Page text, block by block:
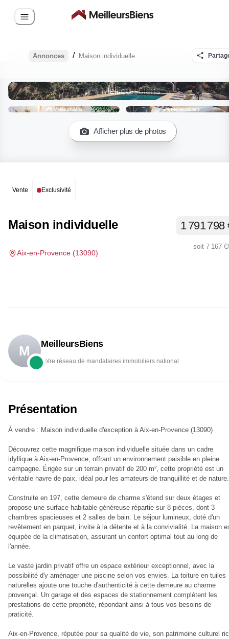
Annonces / Maison individuelle
Afficher plus de photos
Vente Exclusivité
Maison individuelle
Aix-en-Provence (13090)
1 791 798
soit 7 167 €
M MeilleursBiens
Votre réseau de mandataires immobiliers national
Présentation
À vendre : Maison individuelle d'exception à Aix-en-Provence (13090)
Découvrez cette magnifique maison individuelle située dans un cadre
idyllique à Aix-en-Provence, offrant un environnement paisible en pleine
campagne. Érigée sur un terrain privatif de 200 m², cette propriété est un
véritable havre de paix, idéal pour les amateurs de tranquillité et de nature.
Construite en 197, cette demeure de charme s'étend sur deux étages et
propose une surface habitable généreuse répartie sur 8 pièces, dont 3
chambres spacieuses et 2 salles de bain. Le séjour lumineux, doté d'un
revêtement en parquet, invite à la détente et à la convivialité. La maison
équipée de la climatisation, assurant un confort optimal tout au long de
l'année.
Le vaste jardin privatif offre un espace extérieur exceptionnel, avec la
possibilité d'y aménager une piscine selon vos envies. La toiture en tuiles
naturelles ajoute une touche d'authenticité à cette demeure au charme
provençal. Un garage et des espaces de stationnement complètent les
prestations de cette propriété, répondant ainsi à tous vos besoins de
praticité.
Aix-en-Provence, réputée pour sa qualité de vie, son patrimoine culturel